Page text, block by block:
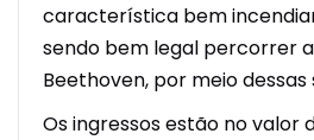
característica bem
sendo bem legal percorrer
Beethoven, por meio dessas
Os ingressos estão no valor